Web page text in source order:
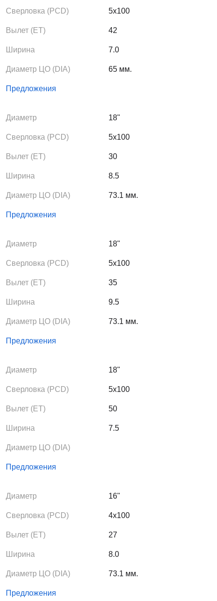
Сверловка (PCD) 5x100
Вылет (ЕТ) 42
Ширина 7.0
Диаметр ЦО (DIA) 65 мм.
Предложения
Диаметр 18"
Сверловка (PCD) 5x100
Вылет (ЕТ) 30
Ширина 8.5
Диаметр ЦО (DIA) 73.1 мм.
Предложения
Диаметр 18"
Сверловка (PCD) 5x100
Вылет (ЕТ) 35
Ширина 9.5
Диаметр ЦО (DIA) 73.1 мм.
Предложения
Диаметр 18"
Сверловка (PCD) 5x100
Вылет (ЕТ) 50
Ширина 7.5
Диаметр ЦО (DIA)
Предложения
Диаметр 16"
Сверловка (PCD) 4x100
Вылет (ЕТ) 27
Ширина 8.0
Диаметр ЦО (DIA) 73.1 мм.
Предложения